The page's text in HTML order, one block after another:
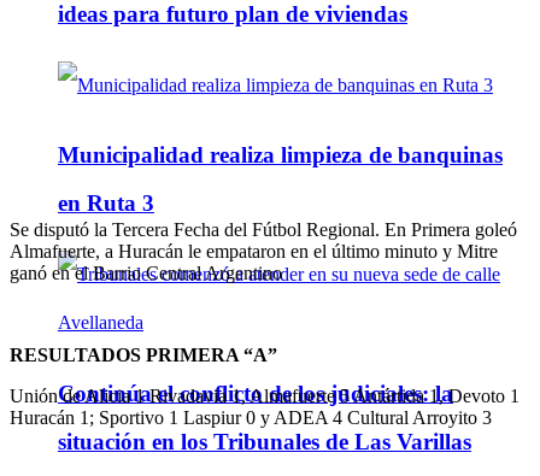
ideas para futuro plan de viviendas
Municipalidad realiza limpieza de banquinas
en Ruta 3
Continúa el conflicto de los judiciales: la
situación en los Tribunales de Las Varillas
Se disputó la Tercera Fecha del Fútbol Regional. En Primera goleó
Almafuerte, a Huracán le empataron en el último minuto y Mitre
ganó en el Barrio Central Argentino
RESULTADOS PRIMERA “A”
Unión de Alicia 1 Rivadavia 1, Almafuerte 5 Antártida 1, Devoto 1
Huracán 1; Sportivo 1 Laspiur 0 y ADEA 4 Cultural Arroyito 3